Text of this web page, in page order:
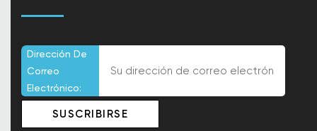
Dirección De
Correo
Electrónico: